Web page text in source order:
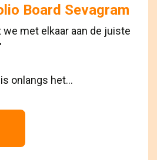
Board Sevagram
met elkaar aan de juiste
onlangs het...